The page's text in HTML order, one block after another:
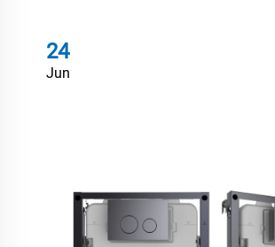
24
Jun